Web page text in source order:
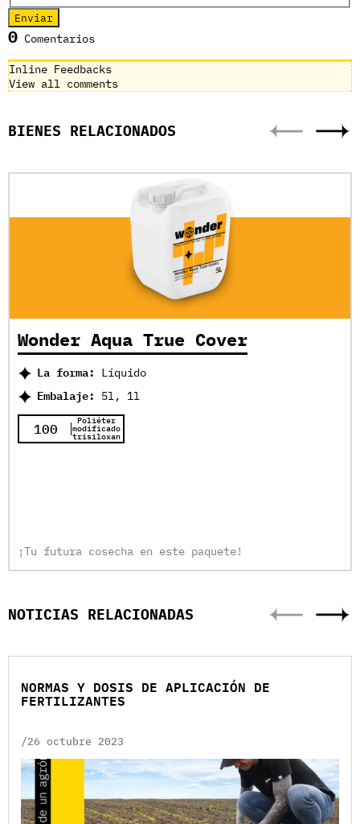
0 Comentarios
Inline Feedbacks
View all comments
BIENES RELACIONADOS
Wonder Aqua True Cover
La forma:
Líquido
Embalaje:
5l, 1l
100
Poliéter
modificado
trisiloxan
¡Tu futura cosecha en este paquete!
NOTICIAS RELACIONADAS
NORMAS Y DOSIS DE APLICACIÓN DE
FERTILIZANTES
/26 octubre 2023